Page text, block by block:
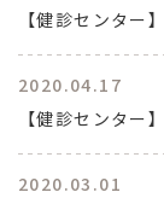
【健診センター
2020.04.17
【健診センター
2020.03.01